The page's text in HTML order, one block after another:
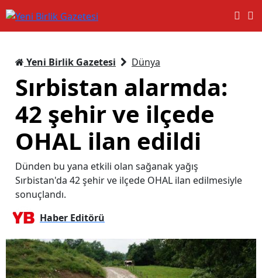
Yeni Birlik Gazetesi Dünya
Sırbistan alarmda:
42 şehir ve ilçede
OHAL ilan edildi
Dünden bu yana etkili olan sağanak yağış
Sırbistan'da 42 şehir ve ilçede OHAL ilan edilmesiyle
sonuçlandı.
Haber Editörü